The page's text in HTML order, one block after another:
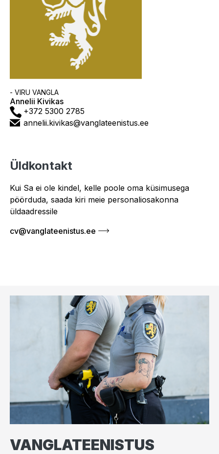
Asutus
- VIRU VANGLA
Annelii Kivikas
Telefon+372 5300 2785
E- annelii.kivikas@vanglateenistus.ee
Üldkontakt
Kui Sa ei ole kindel, kelle poole oma küsimusega
pöörduda, saada kiri meie personaliosakonna
üldaadressile
cv@vanglateenistus.ee
VANGLATEENISTUS